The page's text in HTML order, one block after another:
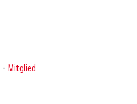
- Mitglied